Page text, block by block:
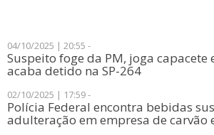
04/10/2025 | 20:55 -
Suspeito foge da PM, joga capacete
acaba detido na SP-264
02/10/2025 | 17:59 -
Polícia Federal encontra bebidas
adulteração em empresa de carvão